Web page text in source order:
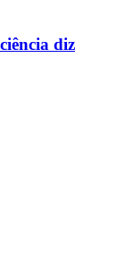
diz